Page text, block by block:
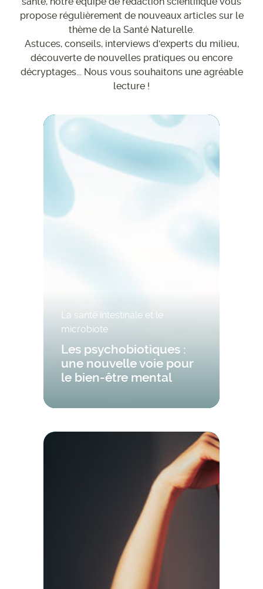
propose régulièrement de nouveaux articles sur le
thème de la Santé Naturelle.
Astuces, conseils, interviews d'experts du milieu,
découverte de nouvelles pratiques ou encore
décryptages... Nous vous souhaitons une agréable
lecture !
La santé intestinale et le
microbiote
Les psychobiotiques :
une nouvelle voie pour
le bien-être mental